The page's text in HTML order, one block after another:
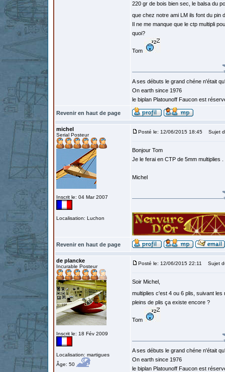
220 gr de bois bien sec, le balsa du
que chez notre ami LM ils font du pin
Il ne me manque que le ctp multipli
quoi?
Tom
A ses débuts le grand chéne n'était
On earth since 1976
le biplan Platounoff Faucon est
Revenir en haut de page
michel
Serial Posteur
Inscrit le: 04 Mar 2007
Localisation: Luchon
Posté le: 12/06/2015 18:45 Sujet
Bonjour Tom
Je le ferai en CTP de 5mm multiplies .
Michel
Revenir en haut de page
de plancke
Incurable Posteur
Inscrit le: 18 Fév 2009
Localisation: martigues
Âge: 50
Posté le: 12/06/2015 22:11 Sujet
Soir Michel,
multiplies c'est 4 ou 6 plis, suivant
pleins de plis ça existe encore ?
Tom
A ses débuts le grand chéne n'était
On earth since 1976
le biplan Platounoff Faucon est